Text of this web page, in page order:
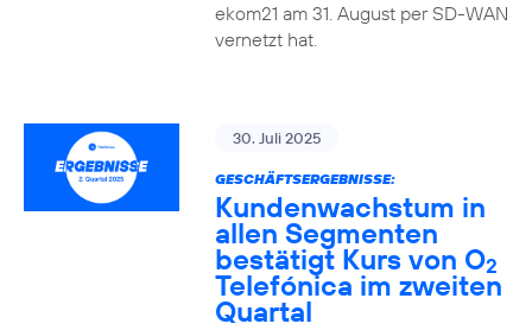
ekom21 am 31. August per SD-WAN
vernetzt hat.
30. Juli 2025
GESCHÄFTSERGEBNISSE:
Kundenwachstum in
allen Segmenten
bestätigt Kurs von O2
Telefónica im zweiten
Quartal